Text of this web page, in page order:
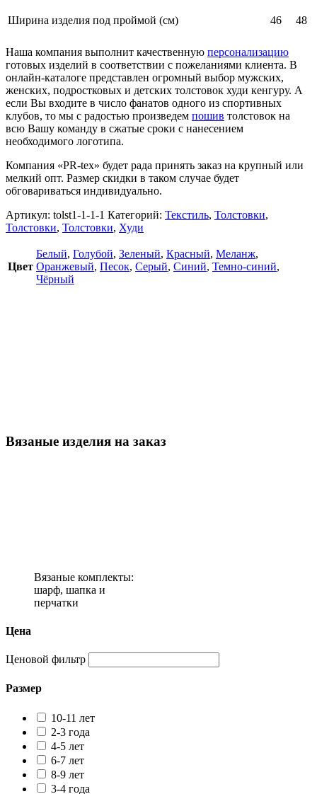
Ширина изделия под проймой (см) 46 48
Наша компания выполнит качественную персонализацию
готовых изделий в соответствии с пожеланиями клиента. В
онлайн-каталоге представлен огромный выбор мужских,
женских, подростковых и детских толстовок худи кенгуру. А
если Вы входите в число фанатов одного из спортивных
клубов, то мы с радостью произведем пошив толстовок на
всю Вашу команду в сжатые сроки с нанесением
необходимого логотипа.
Компания «PR-tex» будет рада принять заказ на крупный или
мелкий опт. Размер скидки в таком случае будет
обговариваться индивидуально.
Артикул: tolst1-1-1-1 Категорий: Текстиль, Толстовки,
Толстовки, Толстовки, Худи
Цвет
Белый, Голубой, Зеленый, Красный, Меланж,
Оранжевый, Песок, Серый, Синий, Темно-синий,
Чёрный
Вязаные изделия на заказ
Вязаные комплекты:
шарф, шапка и
перчатки
Цена
Ценовой фильтр
Размер
10-11 лет
2-3 года
4-5 лет
6-7 лет
8-9 лет
3-4 года